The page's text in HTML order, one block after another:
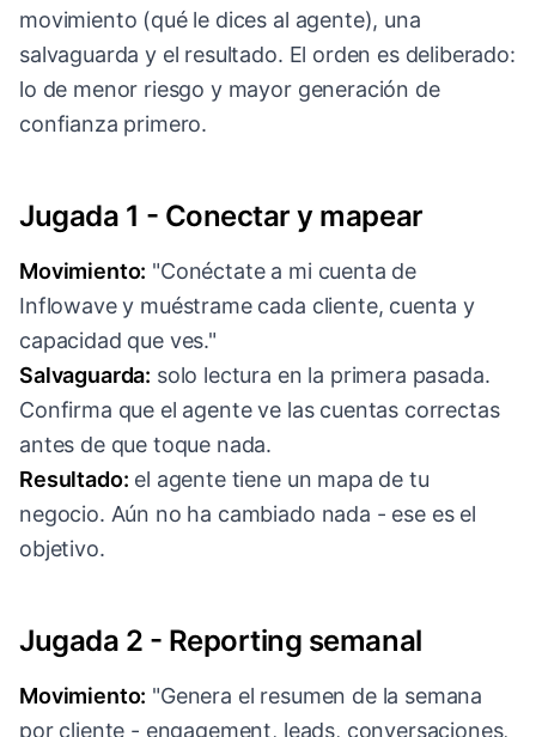
movimiento (qué le dices al agente), una
salvaguarda y el resultado. El orden es deliberado:
lo de menor riesgo y mayor generación de
confianza primero.
Jugada 1 - Conectar y mapear
Movimiento: "Conéctate a mi cuenta de
Inflowave y muéstrame cada cliente, cuenta y
capacidad que ves."
Salvaguarda: solo lectura en la primera pasada.
Confirma que el agente ve las cuentas correctas
antes de que toque nada.
Resultado: el agente tiene un mapa de tu
negocio. Aún no ha cambiado nada - ese es el
objetivo.
Jugada 2 - Reporting semanal
Movimiento: "Genera el resumen de la semana
por cliente - engagement, leads, conversaciones,